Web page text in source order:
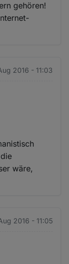
gehören!
2016 - 11:03
wäre,
2016 - 11:05